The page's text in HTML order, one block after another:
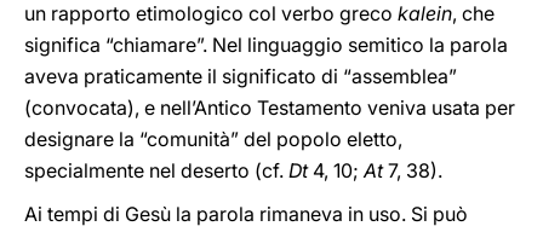
un rapporto etimologico col verbo greco kalein, che
significa “chiamare”. Nel linguaggio semitico la parola
aveva praticamente il significato di “assemblea”
(convocata), e nell’Antico Testamento veniva usata per
designare la “comunità” del popolo eletto,
specialmente nel deserto (cf. Dt4, 10;At7, 38).
Ai tempi di Gesù la parola rimaneva in uso. Si può